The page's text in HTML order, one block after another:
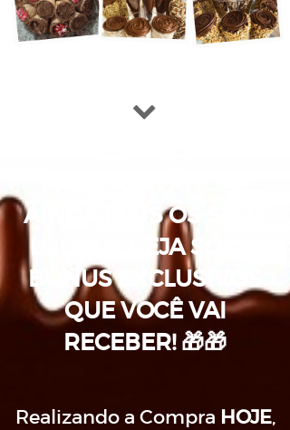
Realizando a Compra HOJE,
AINDA MAIS OS SEUS
LUCROS VEJA SÓ OS
BÔNUS EXCLUSIVOS
QUE VOCÊ VAI
RECEBER!🎁🎁